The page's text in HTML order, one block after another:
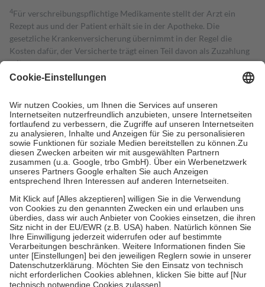
4Für verschreibungspflichtige Medikamente stellt der Arzt ein
Rezept aus und der Patient erhält sie in der Apotheke. Die
gesetzliche Krankenversicherung übernimmt in der Regel die
Kosten dafür, der Versicherte trägt einen Teil davon als Zuzahlung
mit.
Grundsätzlich leisten Mitglieder Zuzahlungen in Höhe von zehn
höchstens zehn Euro.
Es sind jedoch nie mehr als die tatsächlichen
Kosten der Leistung zu entrichten.
Diese Regeln gelten grundsätzlich auch für Online-Apotheken.
Bei Heilmitteln und häuslicher Krankenpflege beträgt die
Zuzahlung zehn Prozent der Kosten sowie zehn Euro je
Verordnung.
Um das Engagement der Versicherten für ihre eigene Gesundheit zu
stärken und die besondere Stellung der Familie zu unterstützen,
fallenkeine Zuzahlungenan bei:
• Kindern und Jugendlichen bis zum vollendeten 18. Lebensjahr
mit Ausnahme der Fahrkosten
• Untersuchungen zur Vorsorge und Früherkennung, die von der
GKV getragen werden
• empfohlenen Schutzimpfungen
• Harn- und Blutteststreifen